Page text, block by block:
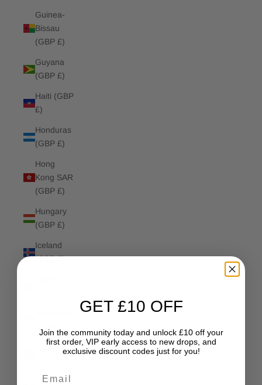
Guinea-
Bissau
(GBP £)
Guyana
(GBP £)
Haiti (GBP
£)
Honduras
(GBP £)
Hong
Kong SAR
(GBP £)
Hungary
(GBP £)
Iceland
(GBP £)
Iraq (GBP
Ireland
GET £10 OFF
Join the community today and unlock £10 off your
first order, VIP early access to new drops, and
exclusive discount codes just for you!